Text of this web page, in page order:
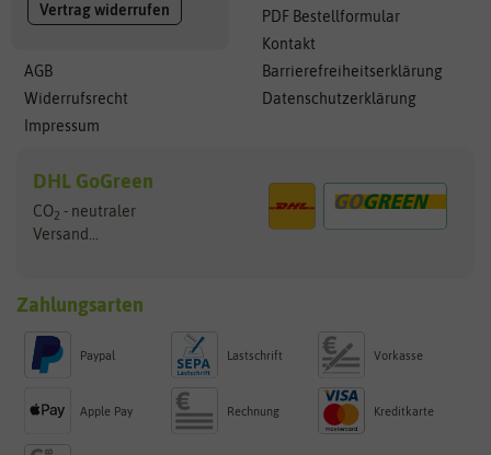
Vertrag widerrufen
AGB
Widerrufsrecht
Impressum
PDF Bestellformular
Kontakt
Barrierefreiheitserklärung
Datenschutzerklärung
DHL GoGreen
CO2 - neutraler
Versand...
Zahlungsarten
Paypal Lastschrift Vorkasse
Apple Pay Rechnung Kreditkarte